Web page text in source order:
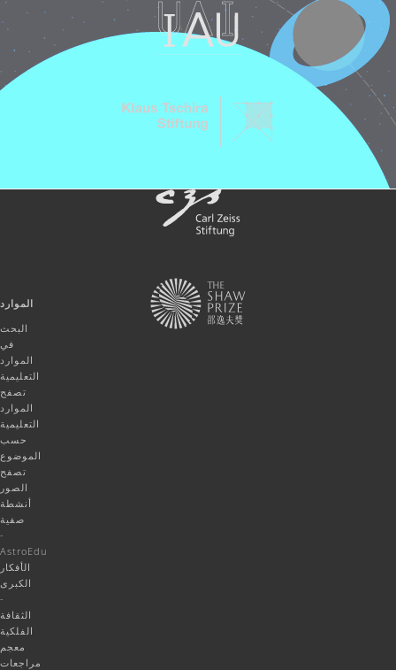
الموارد
البحث
في
الموارد
التعليمية
تصفح
الموارد
التعليمية
حسب
الموضوع
تصفح
الصور
أنشطة
صفية
-
AstroEdu
الأفكار
الكبرى
-
الثقافة
الفلكية
معجم
مراجعات